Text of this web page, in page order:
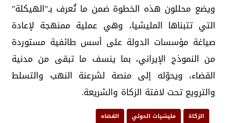
ويضع محللون هذه الخطوة ضمن ما تُعرف بـ"الهيكلة"
التي تتبناها المليشيا، وهي عملية ممنهجة لإعادة
صياغة مؤسسات الدولة على أسس طائفية مستوردة
من النموذج الإيراني، بما ينسف ما تبقى من مدنية
القضاء، ويحوّله إلى منصة لشرعنة النهب والتسلط
والترويع تحت لافتة الزكاة والشريعة.
الزكاة مليشيات الحوثي القضاه